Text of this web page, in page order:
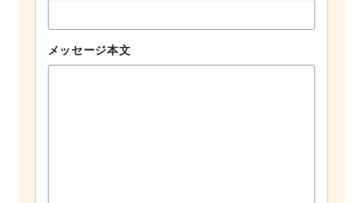
メッセージ本文